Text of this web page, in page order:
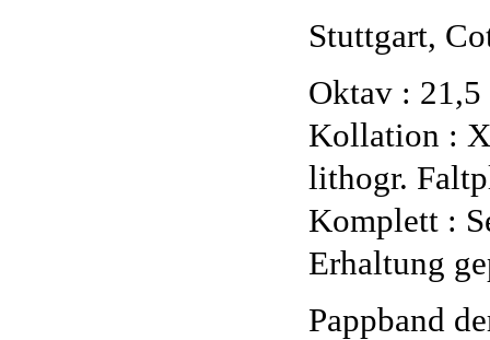
Stuttgart,
Oktav :
Kollation :
lithogr.
Komplett :
Erhaltung
Pappband